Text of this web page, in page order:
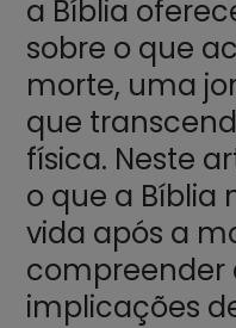
a Bíblia
sobre o que
morte, uma
que
física. Neste
o que a Bíblia
vida após a
compreender
implicações